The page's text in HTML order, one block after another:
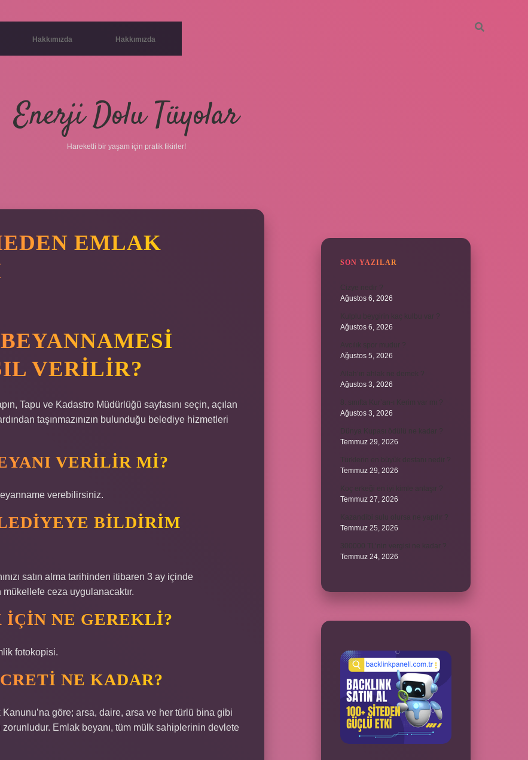
Hakkımızda Hakkımızda
Enerji Dolu Tüyolar
Hareketli bir yaşam için pratik fikirler!
EMLAK
VERILIR?
Tapu ve Kadastro Müdürlüğü sayfasını seçin, açılan
taşınmazınızın bulunduğu belediye hizmetleri
VERILIR MI?
verebilirsiniz.
BILDIRIM
satın alma tarihinden itibaren 3 ay içinde
ceza uygulanacaktır.
NE GEREKLI?
fotokopisi.
NE KADAR?
göre; arsa, daire, arsa ve her türlü bina gibi
Emlak beyanı, tüm mülk sahiplerinin devlete
SON YAZILAR
Cizye nedir ?
Ağustos 6, 2026
Kulplu beygirin kaç kulbu var ?
Ağustos 6, 2026
Avcılık spor mudur ?
Ağustos 5, 2026
Allah’ın ahlak ne demek ?
Ağustos 3, 2026
8. sınıfta Kur’an-ı Kerim var mı ?
Ağustos 3, 2026
Dünya Kupası ödülü ne kadar ?
Temmuz 29, 2026
Türklerin en büyük destanı nedir ?
Temmuz 29, 2026
Temmuz 27, 2026
Kazandibi sulu olursa ne yapılır ?
Temmuz 25, 2026
Temmuz 24, 2026